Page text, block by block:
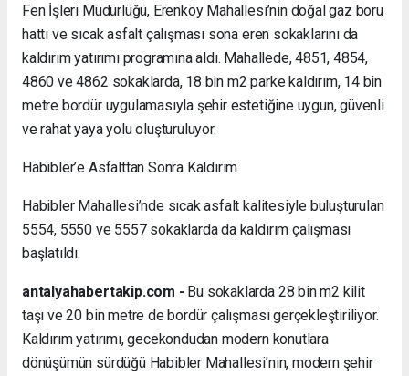
Fen İşleri Müdürlüğü, Erenköy Mahallesi’nin doğal gaz boru
hattı ve sıcak asfalt çalışması sona eren sokaklarını da
kaldırım yatırımı programına aldı. Mahallede, 4851, 4854,
4860 ve 4862 sokaklarda, 18 bin m2 parke kaldırım, 14 bin
metre bordür uygulamasıyla şehir estetiğine uygun, güvenli
ve rahat yaya yolu oluşturuluyor.
Habibler’e Asfalttan Sonra Kaldırım
Habibler Mahallesi’nde sıcak asfalt kalitesiyle buluşturulan
5554, 5550 ve 5557 sokaklarda da kaldırım çalışması
başlatıldı.
antalyahabertakip.com - Bu sokaklarda 28 bin m2 kilit
taşı ve 20 bin metre de bordür çalışması gerçekleştiriliyor.
Kaldırım yatırımı, gecekondudan modern konutlara
dönüşümün sürdüğü Habibler Mahallesi’nin, modern şehir